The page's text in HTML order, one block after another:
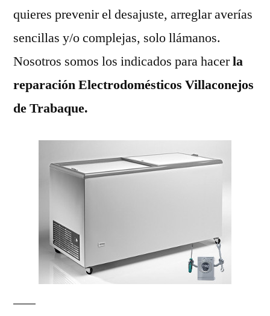
quieres prevenir el desajuste, arreglar averías
sencillas y/o complejas, solo llámanos.
Nosotros somos los indicados para hacerla
reparación Electrodomésticos Villaconejos
de Trabaque.